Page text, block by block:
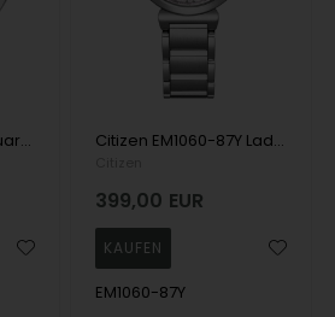
Citizen BF2011-51E Quartz Men's 40mm 5ATM Wristwatch Citizen EM1060-87Y Ladies Watch Eco-Drive Elegance 30mm 5ATM Wristwatch
399,00 EUR
EM1060-87Y